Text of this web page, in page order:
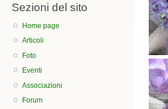
Sezioni del sito
Home page
Articoli
Foto
Eventi
Associazioni
Forum